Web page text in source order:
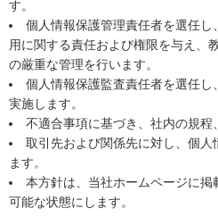
す。
個人情報保護管理責任者を選任
用に関する責任および権限を与え、
の厳重な管理を行います。
個人情報保護監査責任者を選任
実施します。
不適合事項に基づき、社内の規程
取引先および関係先に対し、個
ます。
本方針は、当社ホームページに
可能な状態にします。